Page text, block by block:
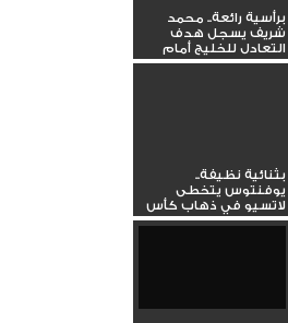
برأسية رائعة.. محمد
شريف يسجل هدف
التعادل للخليج أمام
الهلال في...
بثنائية نظيفة..
يوفنتوس يتخطى
لاتسيو في ذهاب كأس
إيطاليا